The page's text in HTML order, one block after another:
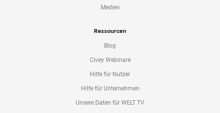
Medien
Ressourcen
Blog
Civey Webinare
Hilfe für Nutzer
Hilfe für Unternehmen
Unsere Daten für WELT TV